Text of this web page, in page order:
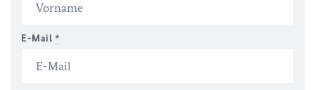
E-Mail *